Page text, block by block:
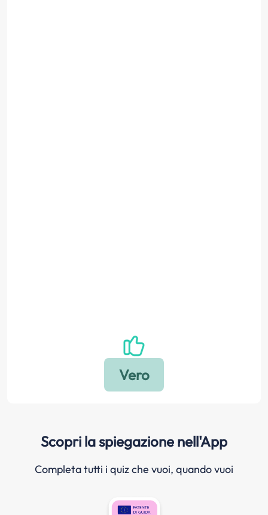
Scopri la spiegazione nell'App
Completa tutti i quiz che vuoi, quando vuoi